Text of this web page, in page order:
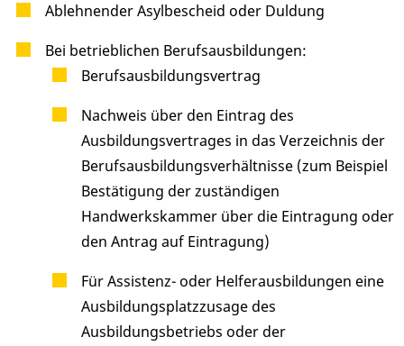
Ablehnender Asylbescheid oder Duldung
Bei betrieblichen Berufsausbildungen:
Berufsausbildungsvertrag
Nachweis über den Eintrag des
Ausbildungsvertrages in das Verzeichnis der
Berufsausbildungsverhältnisse (zum Beispiel
Bestätigung der zuständigen
Handwerkskammer über die Eintragung oder
den Antrag auf Eintragung)
Für Assistenz- oder Helferausbildungen eine
Ausbildungsplatzzusage des
Ausbildungsbetriebs oder der